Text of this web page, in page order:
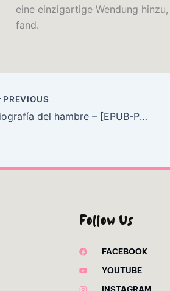
eine einzigartige Wendung
fand.
PREVIOUS
Biografía del hambre – [EPUB-PDF]
Follow Us
FACEBOOK
YOUTUBE